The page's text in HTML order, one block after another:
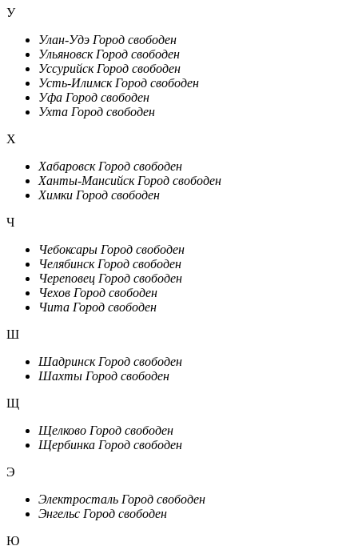
У
Улан-Удэ Город свободен
Ульяновск Город свободен
Уссурийск Город свободен
Усть-Илимск Город свободен
Уфа Город свободен
Ухта Город свободен
Х
Хабаровск Город свободен
Ханты-Мансийск Город свободен
Химки Город свободен
Ч
Чебоксары Город свободен
Челябинск Город свободен
Череповец Город свободен
Чехов Город свободен
Чита Город свободен
Ш
Шадринск Город свободен
Шахты Город свободен
Щ
Щелково Город свободен
Щербинка Город свободен
Э
Электросталь Город свободен
Энгельс Город свободен
Ю